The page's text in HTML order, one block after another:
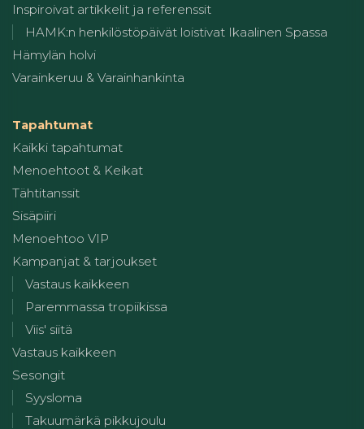
Inspiroivat artikkelit ja referenssit
HAMK:n henkilöstöpäivät loistivat Ikaalinen Spassa
Hämylän holvi
Varainkeruu & Varainhankinta
Tapahtumat
Kaikki tapahtumat
Menoehtoot & Keikat
Tähtitanssit
Sisäpiiri
Menoehtoo VIP
Kampanjat & tarjoukset
Vastaus kaikkeen
Paremmassa tropiikissa
Viis' siitä
Vastaus kaikkeen
Sesongit
Syysloma
Takuumärkä pikkujoulu